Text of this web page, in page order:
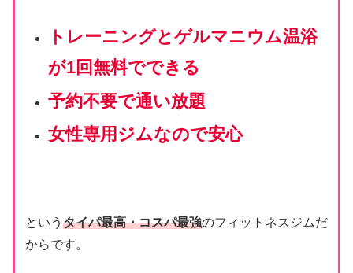
トレーニングとゲルマニウム温浴
が1回無料でできる
予約不要で通い放題
女性専用ジムなので安心
という タイパ最高・コスパ最強のフィットネスジムだ
からです。